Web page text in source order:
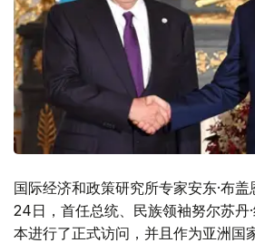
国际经济和政策研究所专家安东·布
24日，首任总统、民族领袖努尔苏丹
本进行了正式访问，并且作为亚洲国